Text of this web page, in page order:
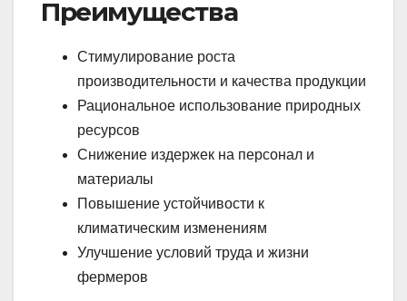
Преимущества
Стимулирование роста
производительности и качества продукции
Рациональное использование природных
ресурсов
Снижение издержек на персонал и
материалы
Повышение устойчивости к
климатическим изменениям
Улучшение условий труда и жизни
фермеров